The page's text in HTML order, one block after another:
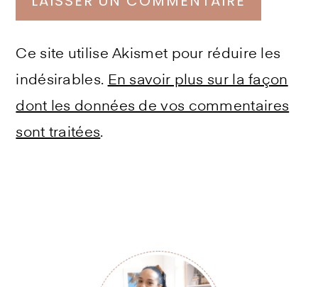
Ce site utilise Akismet pour réduire les
indésirables. En savoir plus sur la façon
dont les données de vos commentaires
sont traitées.